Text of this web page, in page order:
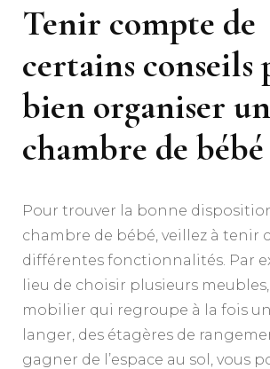
Tenir compte de
certains conseils
bien organiser
chambre de bébé
Pour trouver la bonne
chambre de bébé, veillez à tenir
différentes fonctionnalités. Par
lieu de choisir plusieurs
mobilier qui regroupe à la fois
langer, des étagères de
gagner de l’espace au sol, vous